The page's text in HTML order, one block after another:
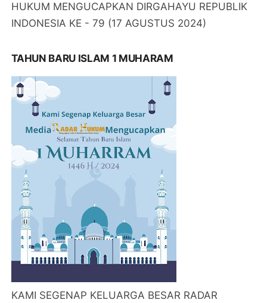
HUKUM MENGUCAPKAN DIRGAHAYU REPUBLIK
INDONESIA KE - 79 (17 AGUSTUS 2024)
TAHUN BARU ISLAM 1 MUHARAM
KAMI SEGENAP KELUARGA BESAR RADAR